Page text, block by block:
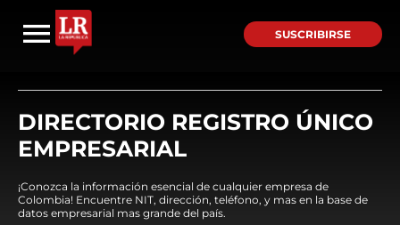
SUSCRIBIRSE
DIRECTORIO REGISTRO ÚNICO
EMPRESARIAL
¡Conozca la información esencial de cualquier empresa de
Colombia! Encuentre NIT, dirección, teléfono, y mas en la base de
datos empresarial mas grande del país.